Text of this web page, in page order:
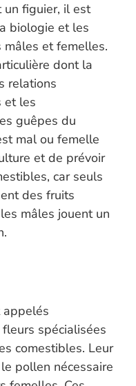
un figuier, il est
biologie et les
et femelles.
dont la
relations
et les
guêpes du
mal ou femelle
et de prévoir
car seuls
des fruits
mâles jouent un
appelés
spécialisées
comestibles. Leur
pollen nécessaire